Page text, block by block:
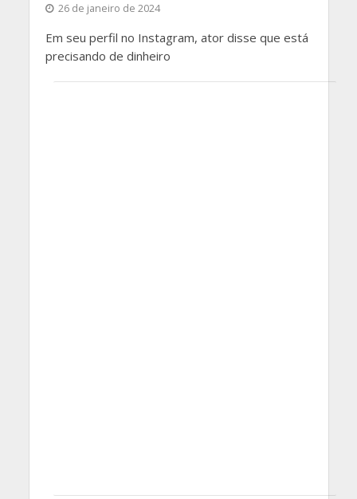
26 de janeiro de 2024
Em seu perfil no Instagram, ator disse que está
precisando de dinheiro